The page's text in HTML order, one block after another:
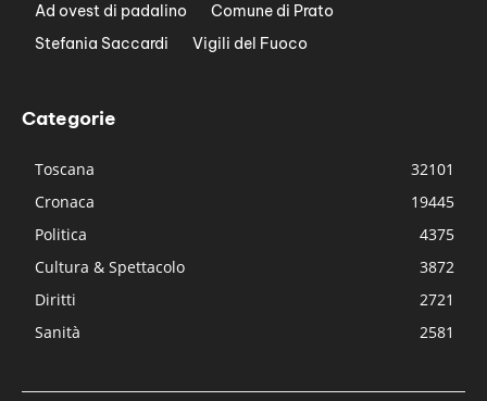
Ad ovest di padalino
Comune di Prato
Stefania Saccardi
Vigili del Fuoco
Categorie
Toscana
32101
Cronaca
19445
Politica
4375
Cultura & Spettacolo
3872
Diritti
2721
Sanità
2581